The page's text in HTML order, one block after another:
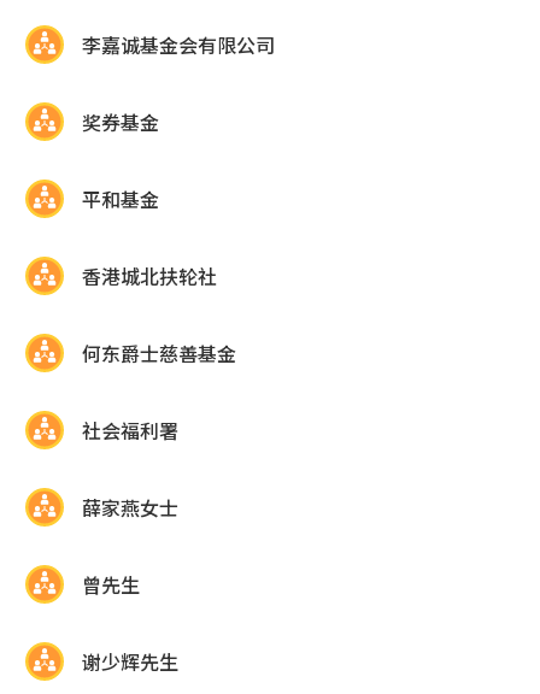
李嘉诚基金会有限公司
奖券基金
平和基金
香港城北扶轮社
何东爵士慈善基金
社会福利署
薛家燕女士
曾先生
谢少辉先生